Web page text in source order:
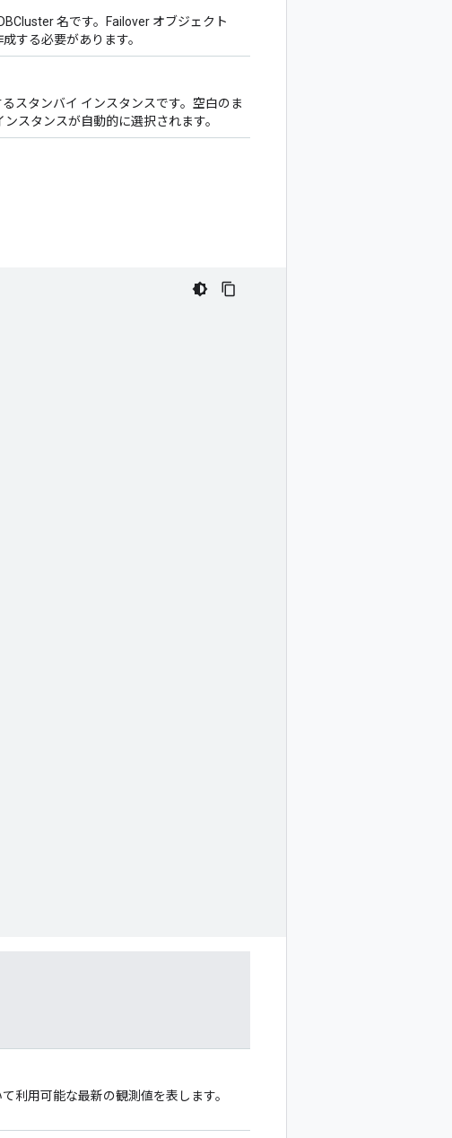
名です。Failover オブジェクト
する必要があります。
スタンバイ インスタンスです。空白のま
スタンスが自動的に選択されます。
利用可能な最新の観測値を表します。